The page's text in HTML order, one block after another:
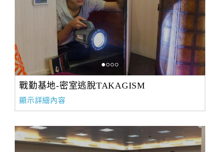
戰勤基地-密室逃脫TAKAGISM
顯示詳細內容